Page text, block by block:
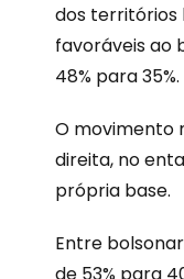
dos territórios
favoráveis ao
48% para 35%.
O movimento
direita, no
própria base.
Entre